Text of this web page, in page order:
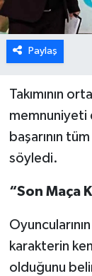
Paylaş
Takımının
memnuniyeti
başarının
söyledi.
“Son Maça
karakterin
olduğunu